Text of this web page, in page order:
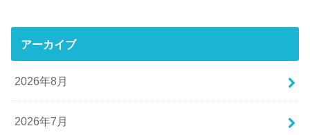
アーカイブ
2026年8月
2026年7月